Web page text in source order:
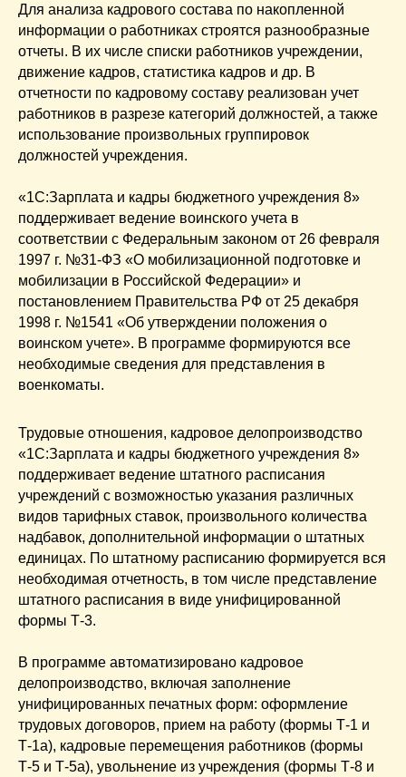
Для анализа кадрового состава по накопленной
информации о работниках строятся разнообразные
отчеты. В их числе списки работников учреждении,
движение кадров, статистика кадров и др. В
отчетности по кадровому составу реализован учет
работников в разрезе категорий должностей, а также
использование произвольных группировок
должностей учреждения.
«1С:Зарплата и кадры бюджетного учреждения 8»
поддерживает ведение воинского учета в
соответствии с Федеральным законом от 26 февраля
1997 г. №31-ФЗ «О мобилизационной подготовке и
мобилизации в Российской Федерации» и
постановлением Правительства РФ от 25 декабря
1998 г. №1541 «Об утверждении положения о
воинском учете». В программе формируются все
необходимые сведения для представления в
военкоматы.
Трудовые отношения, кадровое делопроизводство
«1С:Зарплата и кадры бюджетного учреждения 8»
поддерживает ведение штатного расписания
учреждений с возможностью указания различных
видов тарифных ставок, произвольного количества
надбавок, дополнительной информации о штатных
единицах. По штатному расписанию формируется вся
необходимая отчетность, в том числе представление
штатного расписания в виде унифицированной
формы Т-3.
В программе автоматизировано кадровое
делопроизводство, включая заполнение
унифицированных печатных форм: оформление
трудовых договоров, прием на работу (формы Т-1 и
Т-1а), кадровые перемещения работников (формы
Т-5 и Т-5а), увольнение из учреждения (формы Т-8 и